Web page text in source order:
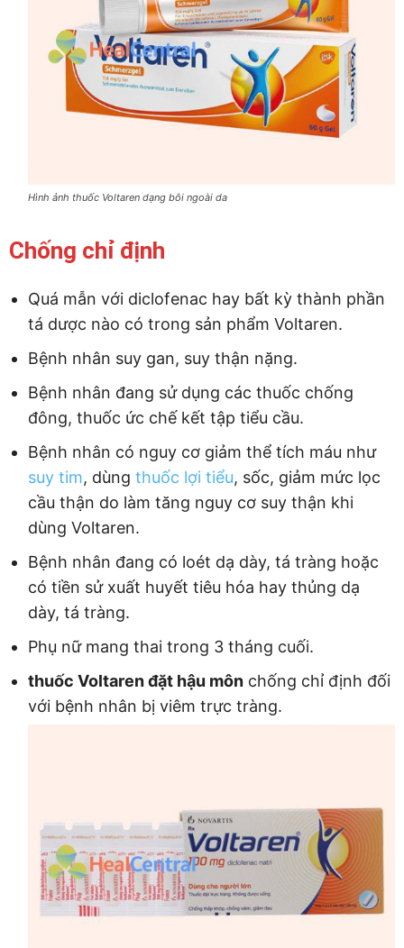
Hình ảnh thuốc Voltaren dạng bôi ngoài da
Chống chỉ định
Quá mẫn với diclofenac hay bất kỳ thành phần
tá dược nào có trong sản phẩm Voltaren.
Bệnh nhân suy gan, suy thận nặng.
Bệnh nhân đang sử dụng các thuốc chống
đông, thuốc ức chế kết tập tiểu cầu.
Bệnh nhân có nguy cơ giảm thể tích máu như
suy tim, dùng thuốc lợi tiểu, sốc, giảm mức lọc
cầu thận do làm tăng nguy cơ suy thận khi
dùng Voltaren.
Bệnh nhân đang có loét dạ dày, tá tràng hoặc
có tiền sử xuất huyết tiêu hóa hay thủng dạ
dày, tá tràng.
Phụ nữ mang thai trong 3 tháng cuối.
thuốc Voltaren đặt hậu môn chống chỉ định đối
với bệnh nhân bị viêm trực tràng.